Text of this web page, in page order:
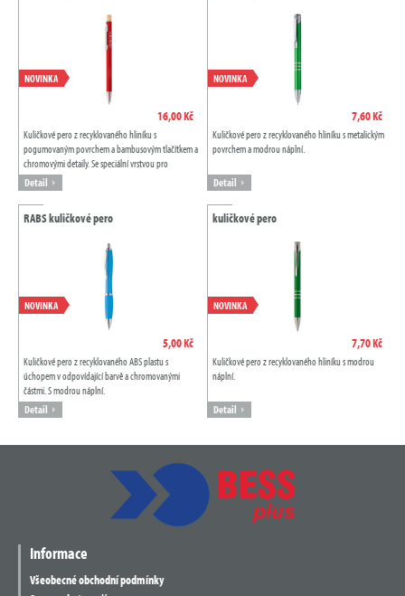
NOVINKA
16,00 Kč
Kuličkové pero z recyklovaného hliníku s
pogumovaným povrchem a bambusovým tlačítkem a
chromovými detaily. Se speciální vrstvou pro
zrcadlové laserové gravírování. S modrou náplní.
Detail
NOVINKA
7,60 Kč
Kuličkové pero z recyklovaného hliníku s metalickým
povrchem a modrou náplní.
Detail
RABS kuličkové pero
NOVINKA
5,00 Kč
Kuličkové pero z recyklovaného ABS plastu s
úchopem v odpovídající barvě a chromovanými
částmi. S modrou náplní.
Detail
kuličkové pero
NOVINKA
7,70 Kč
Kuličkové pero z recyklovaného hliníku s modrou
náplní.
Detail
Informace
Všeobecné obchodní podmínky